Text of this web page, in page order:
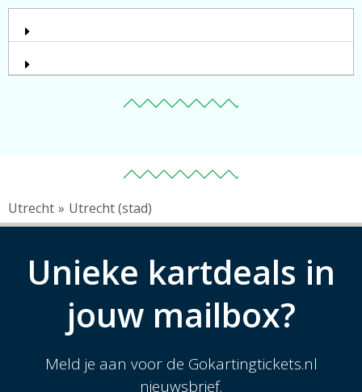
Utrecht » Utrecht (stad)
Unieke kartdeals in
jouw mailbox?
Meld je aan voor de Gokartingtickets.nl
nieuwsbrief.